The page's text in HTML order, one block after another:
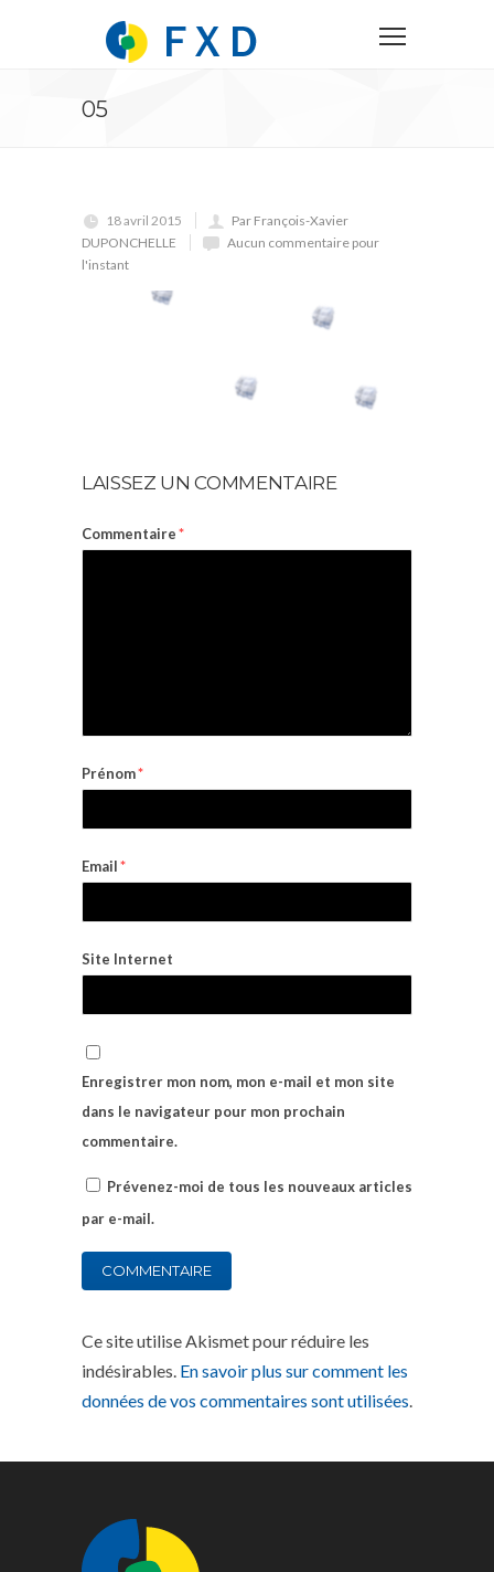
05
18 avril 2015
Par François-Xavier
DUPONCHELLE
Aucun commentaire pour
l'instant
LAISSEZ UN COMMENTAIRE
Commentaire*
Prénom*
Email*
Site Internet
Enregistrer mon nom, mon e-mail et mon site
dans le navigateur pour mon prochain
commentaire.
Prévenez-moi de tous les nouveaux articles
par e-mail.
Ce site utilise Akismet pour réduire les
indésirables. En savoir plus sur comment les
données de vos commentaires sont utilisées.